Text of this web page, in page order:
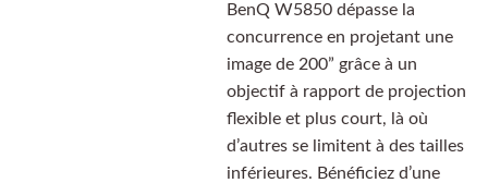
BenQ W5850 dépasse la
concurrence en projetant une
image de 200” grâce à un
objectif à rapport de projection
flexible et plus court, là où
d’autres se limitent à des tailles
inférieures. Bénéficiez d’une